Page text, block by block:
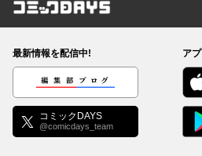
コミックDAYS
最新情報を配信中!
編集部ブログ
コミックDAYS
@comicdays_team
ア